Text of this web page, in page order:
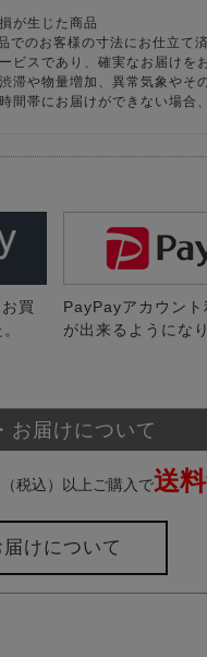
が生じた商品
でのお客様の寸法にお仕立て
ビスであり、確実なお届け
滞や物量増加、異常気象や
間帯にお届けができない場合
買
PayPayアカウン
が出来るようにな
お届けについて
（税込）以上ご購入で送
届けについて